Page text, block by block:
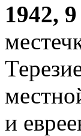
1942,
и